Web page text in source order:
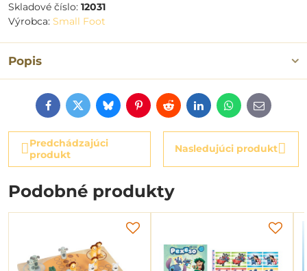
Skladové číslo: 12031
Výrobca: Small Foot
Popis
FacebookTwitterBlueskyPinterestRedditLinkedInWhatsApp
E-
mail
Predchádzajúci
produkt
Nasledujúci produkt
Podobné produkty